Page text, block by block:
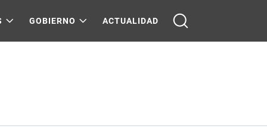
GOBIERNO ACTUALIDAD